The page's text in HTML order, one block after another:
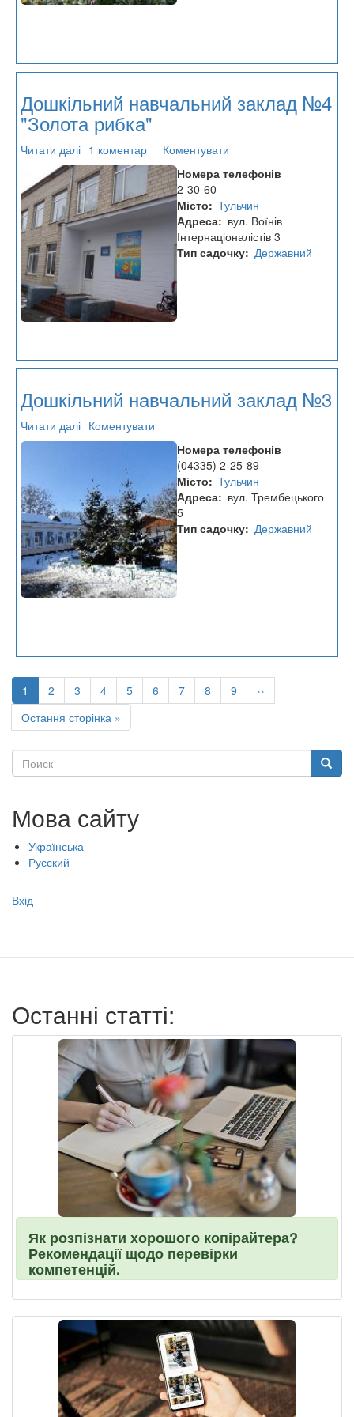
Дошкільний навчальний заклад №4
"Золота рибка"
Читати далі про
Дошкільний
навчальний
заклад
№4
"Золота
рибка"
1 коментар
Коментувати
Номера телефонів
2-30-60
Місто
Тульчин
Адреса
вул. Воїнів
Інтернаціоналістів 3
Тип садочку Державний
Дошкільний навчальний заклад №3
Читати далі про
Дошкільний
№3
Коментувати
Номера телефонів
(04335) 2-25-89
Місто
Тульчин
Адреса
вул. Трембецького
5
Тип садочку Державний
Розбивка
на
сторінки
Поточна
сторінка
1 Page
2 Page
3 Page
4 Page
5 Page
6 Page
7 Page
8 Page
9
Наступна
сторінка
››
Остання
сторінка
Остання сторінка »
Поиск Поиск
Мова сайту
Українська
Русский
Меню
записи
Вхід
Останні статті:
Як розпізнати хорошого копірайтера?
Рекомендації щодо перевірки
компетенцій.